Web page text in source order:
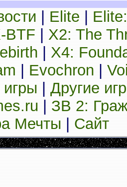
Elite
BTF
X2: The
X4:
Evochron
Другие
ЗВ 2:
Мечты Сайт